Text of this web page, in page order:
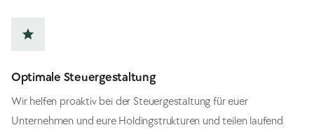
star
Optimale Steuergestaltung
Wir helfen proaktiv bei der Steuergestaltung für euer
Unternehmen und eure Holdingstrukturen und teilen laufend